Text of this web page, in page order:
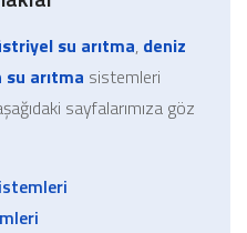
su arıtma, deniz
arıtma sistemleri
sayfalarımıza göz